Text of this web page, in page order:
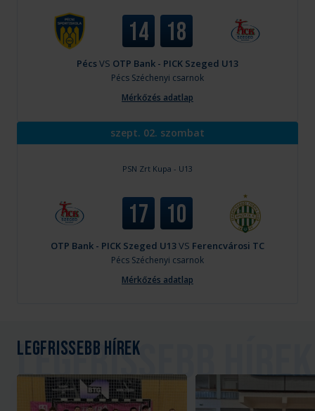
14 18
PécsVS OTP Bank - PICK Szeged U13
Pécs Széchenyi csarnok
Mérkőzés adatlap
szept. 02. szombat
PSN Zrt Kupa - U13
17 10
OTP Bank - PICK Szeged U13VS Ferencvárosi TC
Pécs Széchenyi csarnok
Mérkőzés adatlap
Legfrissebb hírek